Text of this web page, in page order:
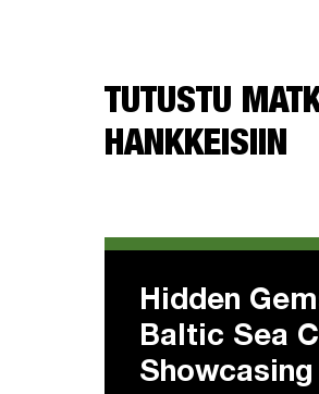
TUTUSTU
HANKKEISIIN
Hidden
Baltic Sea